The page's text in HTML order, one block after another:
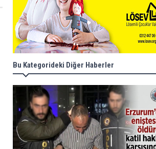
Bu Kategorideki Diğer Haberler